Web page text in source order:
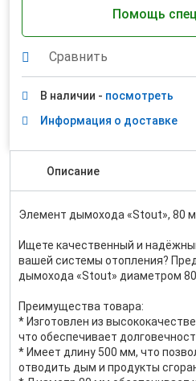
Помощь
Сравнить
В наличии - посмотреть
Информация о доставке
Описание
Элемент дымохода «Stout», 80
Ищете качественный и
вашей системы отопления?
дымохода «Stout» диаметром
Преимущества товара:
* Изготовлен из
что обеспечивает
* Имеет длину 500 мм, что
отводить дым и продукты